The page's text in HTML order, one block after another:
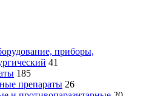
приборы,
41
185
препараты 26